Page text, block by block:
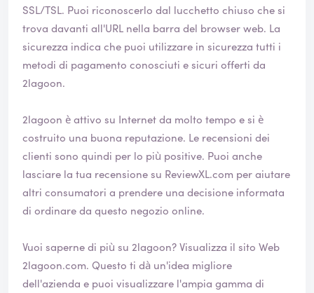
SSL/TSL. Puoi riconoscerlo dal lucchetto chiuso che si
trova davanti all'URL nella barra del browser web. La
sicurezza indica che puoi utilizzare in sicurezza tutti i
metodi di pagamento conosciuti e sicuri offerti da
2lagoon.
2lagoon è attivo su Internet da molto tempo e si è
costruito una buona reputazione. Le recensioni dei
clienti sono quindi per lo più positive. Puoi anche
lasciare la tua recensione su ReviewXL.com per aiutare
altri consumatori a prendere una decisione informata
di ordinare da questo negozio online.
Vuoi saperne di più su 2lagoon? Visualizza il sito Web
2lagoon.com. Questo ti dà un'idea migliore
dell'azienda e puoi visualizzare l'ampia gamma di